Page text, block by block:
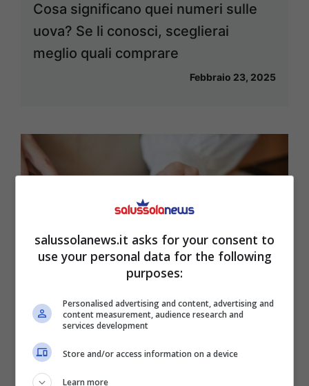
Cosa significano quei numeri sulle
uova? Se li conosci, sceglierai
meglio quali comprare
Febbraio 23, 2025
comodissimo in cucina ma sai come
pulirlo davvero? Solo così eviti rischi
salussolanews.it asks for your consent to
use your personal data for the following
purposes:
Personalised advertising and content, advertising and
content measurement, audience research and
services development
Store and/or access information on a device
Learn more